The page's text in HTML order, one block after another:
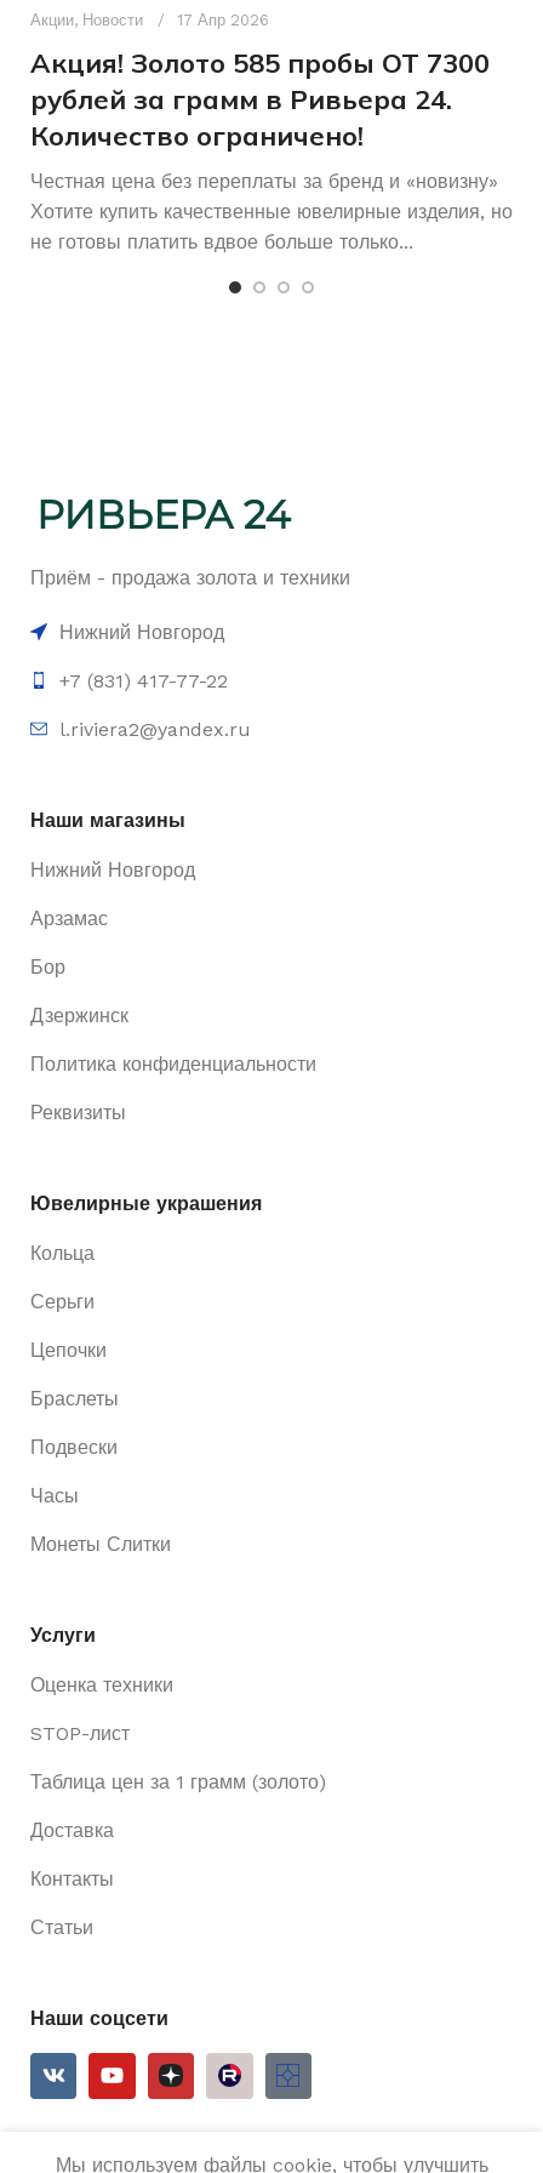
Акции, Новости 17 Апр 2026
Акция! Золото 585 пробы ОТ 7300
рублей за грамм в Ривьера 24.
Количество ограничено!
Честная цена без переплаты за бренд и «новизну»
Хотите купить качественные ювелирные изделия, но
не готовы платить вдвое больше только...
Приём - продажа золота и техники
Нижний Новгород
+7 (831) 417-77-22
l.riviera2@yandex.ru
Наши магазины
Нижний Новгород
Арзамас
Бор
Дзержинск
Политика конфиденциальности
Реквизиты
Ювелирные украшения
Кольца
Серьги
Цепочки
Браслеты
Подвески
Часы
Монеты Слитки
Услуги
Оценка техники
STOP-лист
Таблица цен за 1 грамм (золото)
Доставка
Контакты
Статьи
Наши соцсети
Мы используем файлы cookie, чтобы улучшить